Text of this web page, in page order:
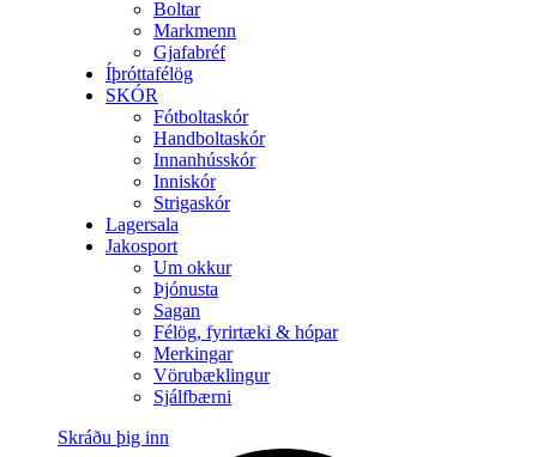
Boltar
Markmenn
Gjafabréf
Íþróttafélög
SKÓR
Fótboltaskór
Handboltaskór
Innanhússkór
Inniskór
Strigaskór
Lagersala
Jakosport
Um okkur
Þjónusta
Sagan
Félög, fyrirtæki & hópar
Merkingar
Vörubæklingur
Sjálfbærni
Skráðu þig inn